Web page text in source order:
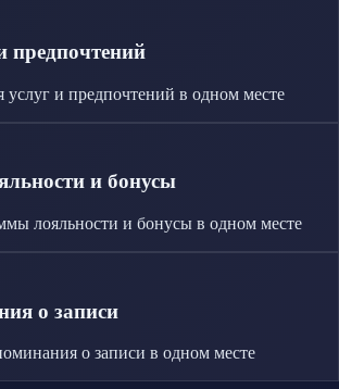
предпочтений
услуг и предпочтений в одном месте
и бонусы
лояльности и бонусы в одном месте
о записи
о записи в одном месте